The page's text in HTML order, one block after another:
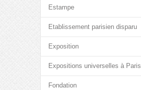
Estampe
Etablissement parisien disparu
Exposition
Expositions universelles à Paris
Fondation